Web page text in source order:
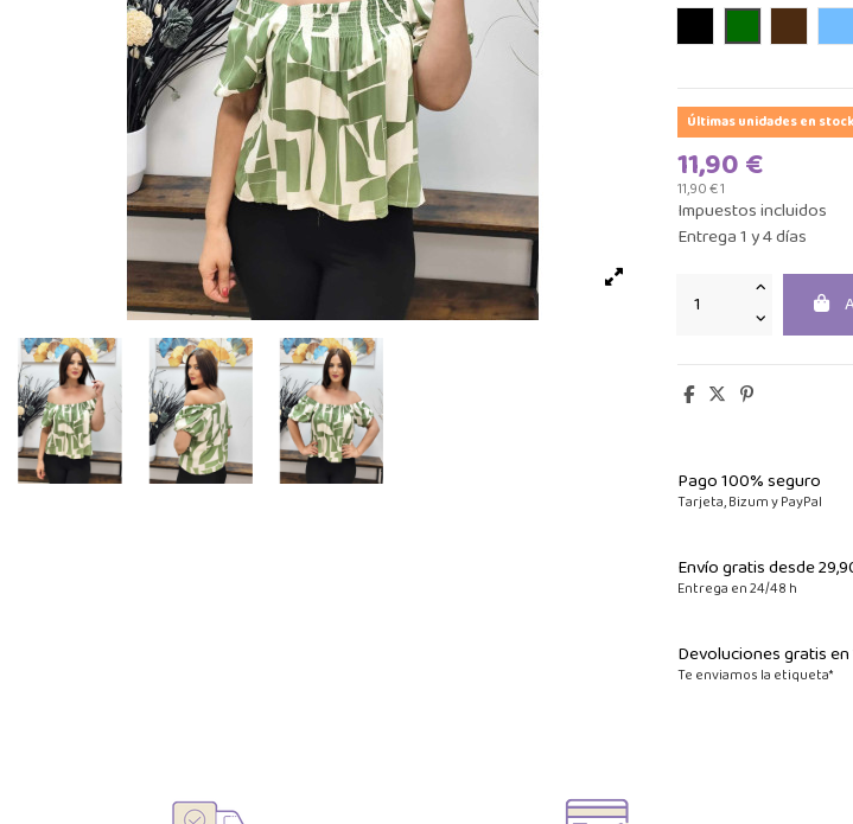
Últimas unidades en stock
11,90 €
11,90 € 1
Impuestos incluidos
Entrega 1 y 4 días
Pago 100% seguro
Tarjeta, Bizum y PayPal
Envío gratis desde
Entrega en 24/48 h
Devoluciones gratis en
Te enviamos la etiqueta*